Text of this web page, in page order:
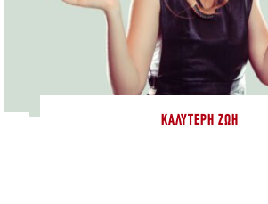
ΚΑΛΎΤΕΡΗ ΖΩΉ